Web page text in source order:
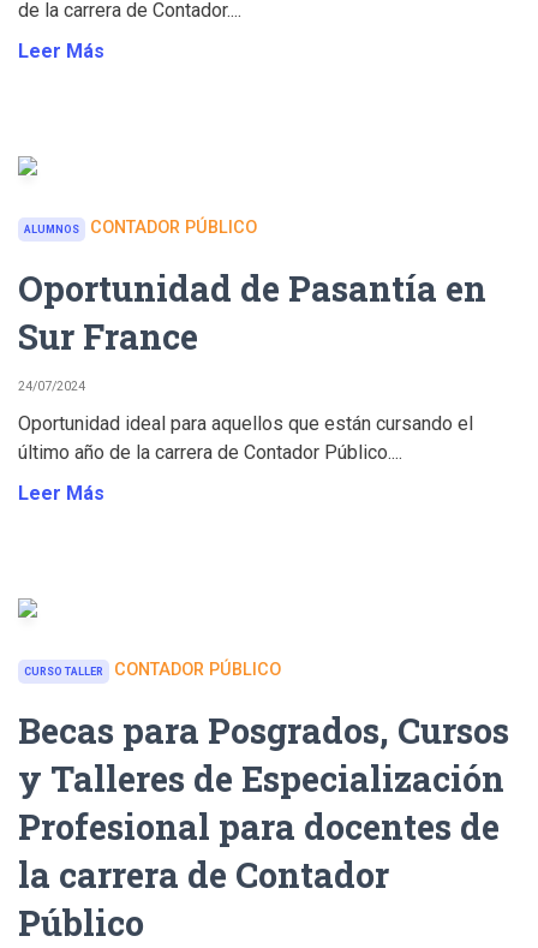
de la carrera de Contador....
Leer Más
ALUMNOS CONTADOR PÚBLICO
Oportunidad de Pasantía en
Sur France
24/07/2024
Oportunidad ideal para aquellos que están cursando el
último año de la carrera de Contador Público....
Leer Más
CURSO TALLER CONTADOR PÚBLICO
Becas para Posgrados, Cursos
y Talleres de Especialización
Profesional para docentes de
la carrera de Contador
Público